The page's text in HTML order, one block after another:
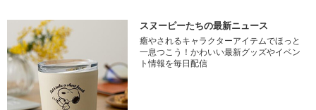
スヌーピーたちの最新ニュース
癒やされるキャラクターアイテムでほっと
一息つこう！かわいい最新グッズやイベン
ト情報を毎日配信